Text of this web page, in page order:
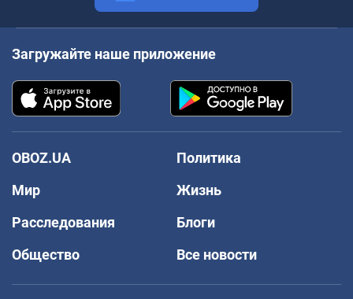
Загружайте наше приложение
OBOZ.UA
Политика
Мир
Жизнь
Расследования
Блоги
Общество
Все новости